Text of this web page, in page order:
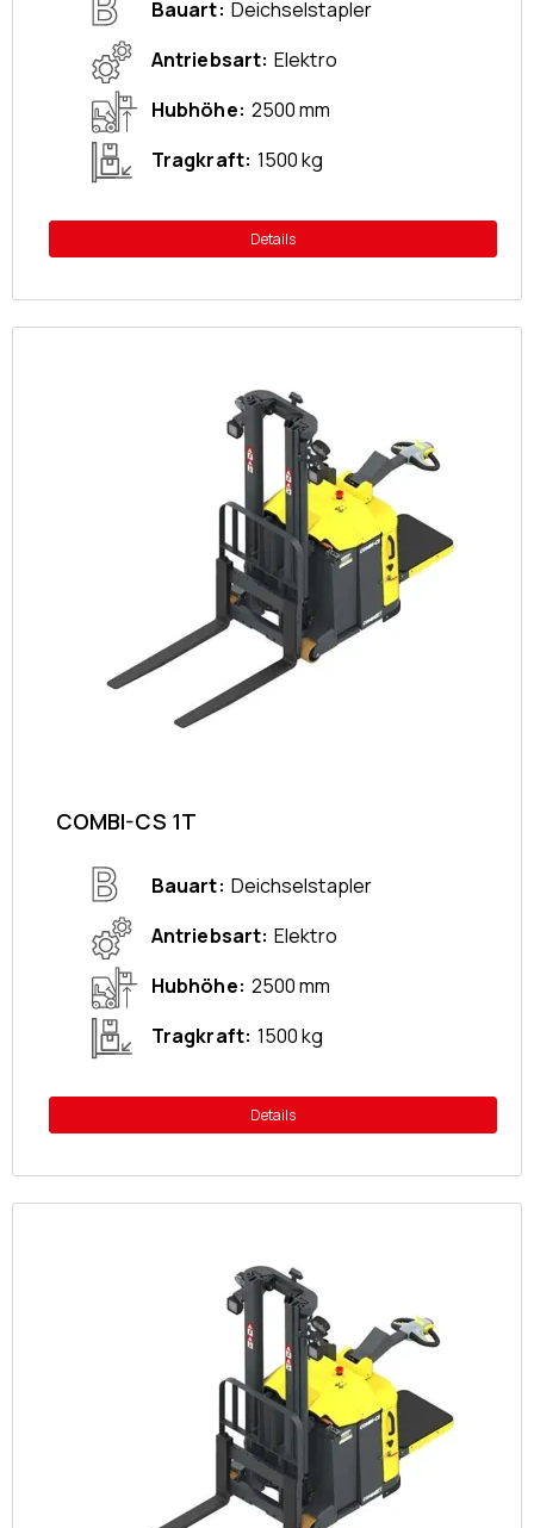
Bauart Deichselstapler
Antriebsart Elektro
Hubhöhe 2500 mm
Tragkraft 1500 kg
Details
COMBI-CS 1T
Bauart Deichselstapler
Antriebsart Elektro
Hubhöhe 2500 mm
Tragkraft 1500 kg
Details